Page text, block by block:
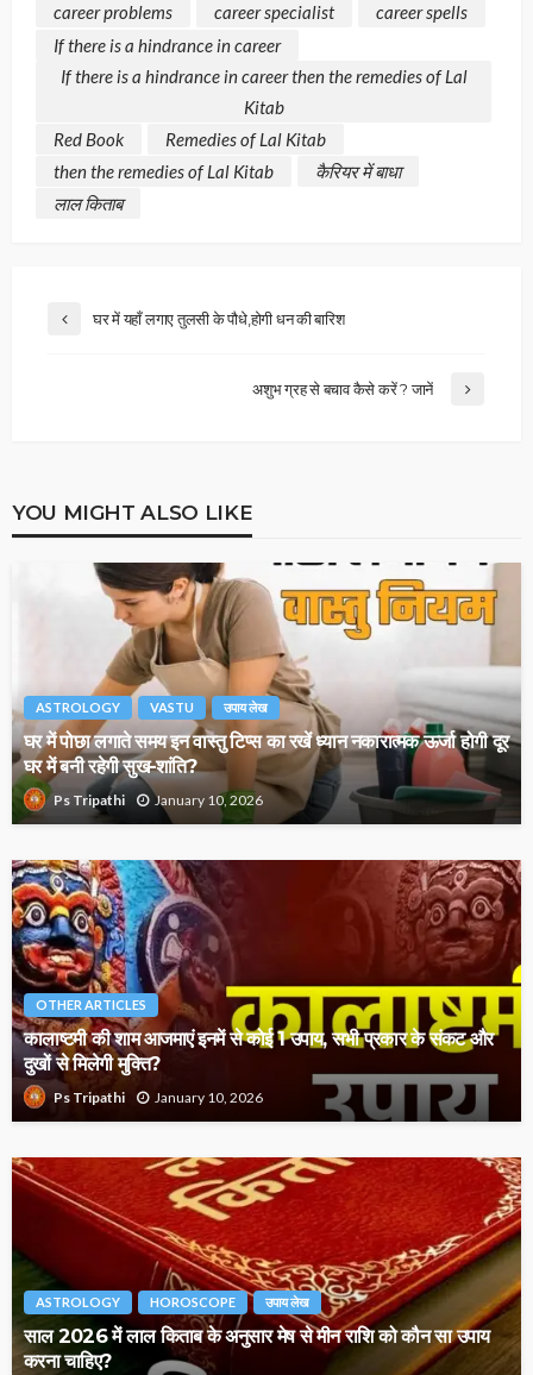
career problems
career specialist
career spells
If there is a hindrance in career
If there is a hindrance in career then the remedies of Lal
Kitab
Red Book
Remedies of Lal Kitab
then the remedies of Lal Kitab
कैरियर में बाधा
लाल किताब
घर में यहाँ लगाए तुलसी के पौधे,होगी धन की बारिश
अशुभ ग्रह से बचाव कैसे करें ? जानें
YOU MIGHT ALSO LIKE
ASTROLOGY VASTU उपाय लेख
घर में पोछा लगाते समय इन वास्तु टिप्स का रखें ध्यान नकारात्मक ऊर्जा होगी दूर
घर में बनी रहेगी सुख-शांति?
Ps Tripathi January 10, 2026
OTHER ARTICLES
कालाष्टमी की शाम आजमाएं इनमें से कोई 1 उपाय, सभी प्रकार के संकट और
दुखों से मिलेगी मुक्ति?
Ps Tripathi January 10, 2026
ASTROLOGY HOROSCOPE उपाय लेख
साल 2026 में लाल किताब के अनुसार मेष से मीन राशि को कौन सा उपाय
करना चाहिए?